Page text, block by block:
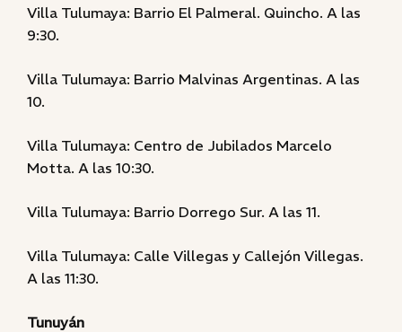
Villa Tulumaya: Barrio El Palmeral. Quincho. A las
9:30.
Villa Tulumaya: Barrio Malvinas Argentinas. A las
10.
Villa Tulumaya: Centro de Jubilados Marcelo
Motta. A las 10:30.
Villa Tulumaya: Barrio Dorrego Sur. A las 11.
Villa Tulumaya: Calle Villegas y Callejón Villegas.
A las 11:30.
Tunuyán